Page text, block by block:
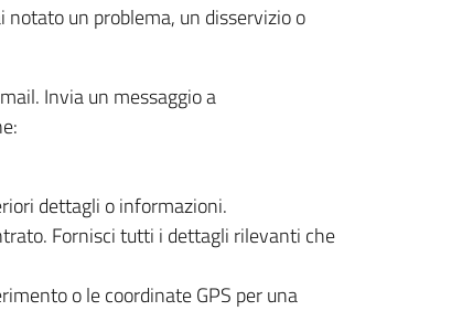
un problema, un disservizio o
Invia un messaggio a
dettagli o informazioni.
Fornisci tutti i dettagli rilevanti che
o le coordinate GPS per una